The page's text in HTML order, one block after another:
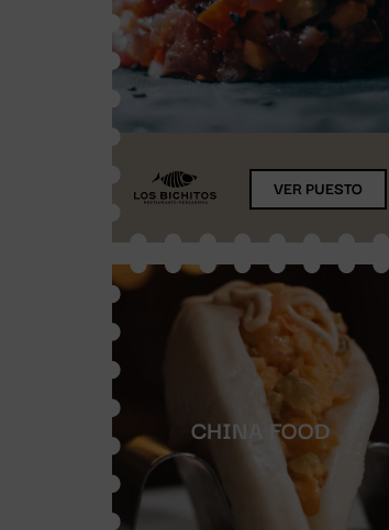
VER PUESTO
CHINA FOOD